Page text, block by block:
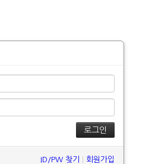
ID/PW 찾기 회원가입